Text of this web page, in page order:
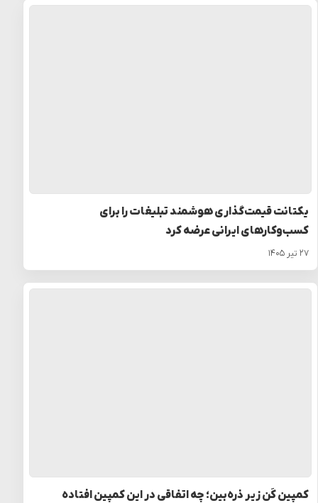
یکتانت قیمت‌گذاری هوشمند تبلیغات را برای
کسب‌وکارهای ایرانی عرضه کرد
۲۷ تیر ۱۴۰۵
کمپین کَن زیر ذره‌بین؛ چه اتفاقی در این کمپین افتاده